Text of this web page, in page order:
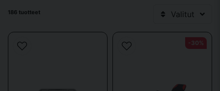
kuntopyöriä, crosstrainereita, soutulaitteita sekä painoja,
ja palautumiseen. Tuotteita voidaan käyttää sekä kotona että
kuntosalilla, ja niissä on painotettu toiminnallisuutta ja
186 tuotteet Valitut
-30%